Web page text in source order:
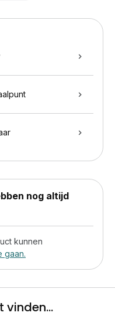
nog altijd
kunnen
gaan.
vinden...